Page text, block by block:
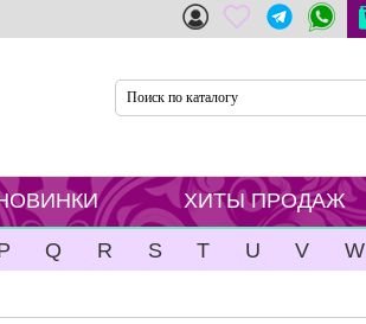
ХИТЫ ПРОДАЖ
Q R S T U V W